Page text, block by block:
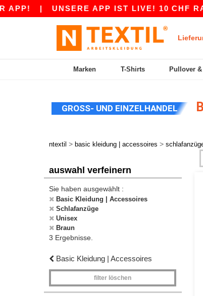
|UNSERE APP IST LIVE! 10 CHF
Marken T-Shirts Pullover
GROSS- UND EINZELHANDEL
ntextil > basic kleidung | accessoires >
auswahl verfeinern
Sie haben ausgewählt :
Basic Kleidung | Accessoires
Schlafanzüge
Unisex
Braun
3 Ergebnisse.
Basic Kleidung | Accessoires
filter löschen